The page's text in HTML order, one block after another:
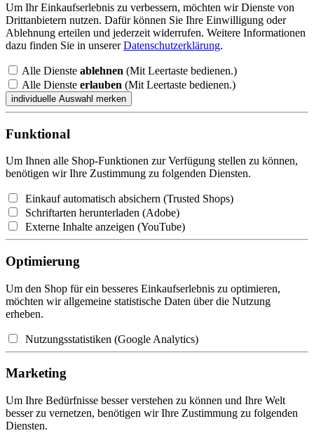
Um Ihr Einkaufserlebnis zu verbessern, möchten wir Dienste von
Drittanbietern nutzen. Dafür können Sie Ihre Einwilligung oder
Ablehnung erteilen und jederzeit widerrufen. Weitere Informationen
dazu finden Sie in unsererDatenschutzerklärung.
Alle Dienste ablehnen (Mit Leertaste bedienen.)
Alle Dienste erlauben (Mit Leertaste bedienen.)
Funktional
Um Ihnen alle Shop-Funktionen zur Verfügung stellen zu können,
benötigen wir Ihre Zustimmung zu folgenden Diensten.
Einkauf automatisch absichern (Trusted Shops)
Schriftarten herunterladen (Adobe)
Externe Inhalte anzeigen (YouTube)
Optimierung
Um den Shop für ein besseres Einkaufserlebnis zu optimieren,
möchten wir allgemeine statistische Daten über die Nutzung
erheben.
Nutzungsstatistiken (Google Analytics)
Marketing
Um Ihre Bedürfnisse besser verstehen zu können und Ihre Welt
besser zu vernetzen, benötigen wir Ihre Zustimmung zu folgenden
Diensten.